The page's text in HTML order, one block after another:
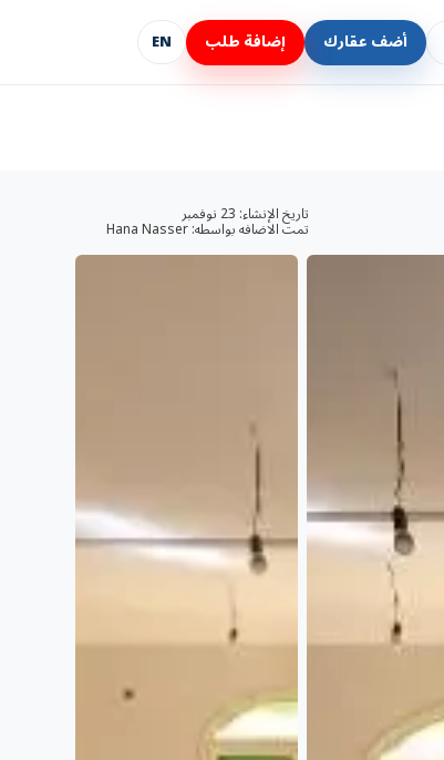
أضف عقارك إضافة طلب EN
تاريخ الإنشاء:
تمت الاضافه بواسطه: Hana Nasser